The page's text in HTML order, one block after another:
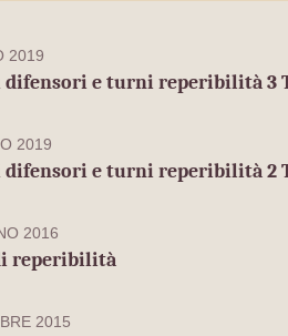
2019
difensori e turni reperibilità 3
2019
difensori e turni reperibilità 2
2016
reperibilità
2015